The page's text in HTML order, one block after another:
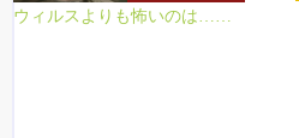
ウィルスよりも怖いのは……